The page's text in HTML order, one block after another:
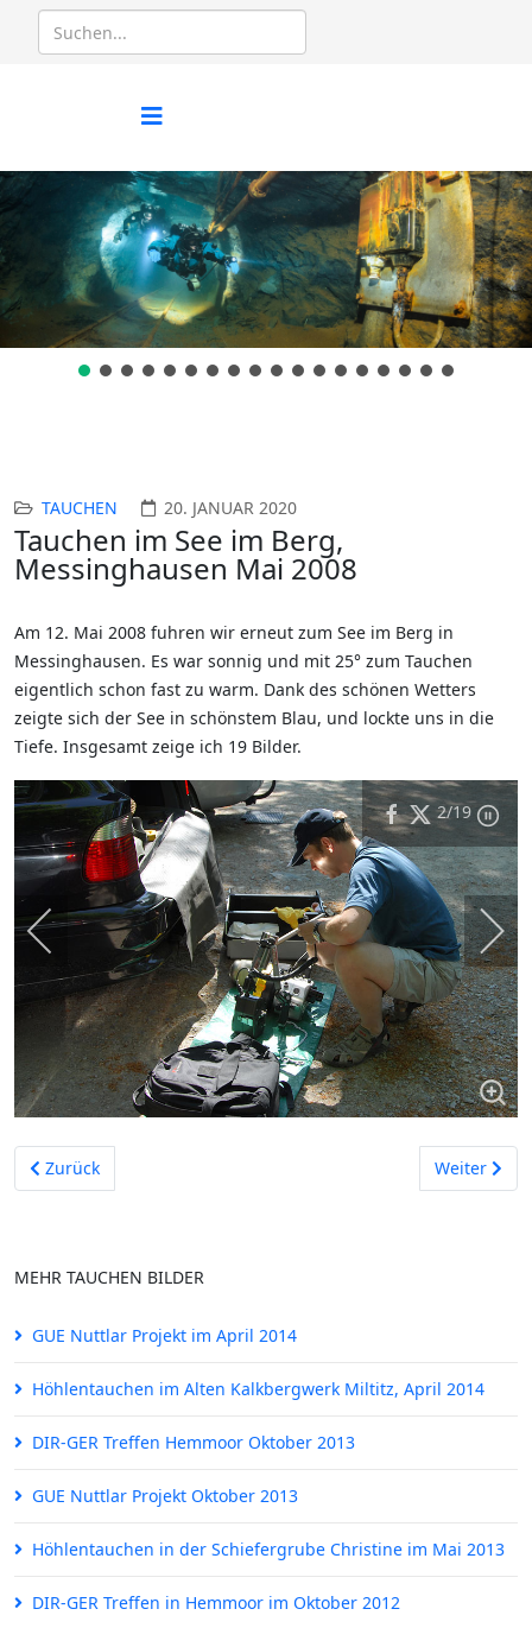
TAUCHEN 20. JANUAR 2020
Tauchen im See im Berg,
Messinghausen Mai 2008
Am 12. Mai 2008 fuhren wir erneut zum See im Berg in
Messinghausen. Es war sonnig und mit 25° zum Tauchen
eigentlich schon fast zu warm. Dank des schönen Wetters
zeigte sich der See in schönstem Blau, und lockte uns in die
Tiefe. Insgesamt zeige ich 19 Bilder.
2/19
Vorheriger Beitrag: GUE Cave 1 Höhlentauchausbildung in
Zurück Nächster
Weiter
MEHR TAUCHEN BILDER
GUE Nuttlar Projekt im April 2014
Höhlentauchen im Alten Kalkbergwerk Miltitz, April 2014
DIR-GER Treffen Hemmoor Oktober 2013
GUE Nuttlar Projekt Oktober 2013
Höhlentauchen in der Schiefergrube Christine im Mai 2013
DIR-GER Treffen in Hemmoor im Oktober 2012